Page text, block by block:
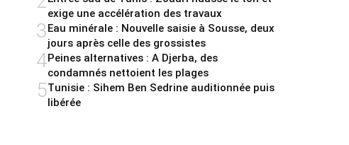
exige une accélération des travaux
3Eau minérale : Nouvelle saisie à Sousse, deux
jours après celle des grossistes
4Peines alternatives : A Djerba, des
condamnés nettoient les plages
5Tunisie : Sihem Ben Sedrine auditionnée puis
libérée